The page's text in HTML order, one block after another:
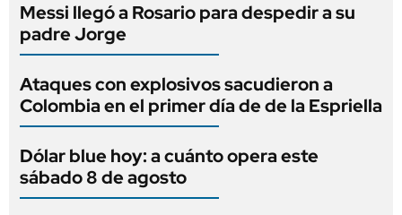
Messi llegó a Rosario para despedir a su
padre Jorge
Ataques con explosivos sacudieron a
Colombia en el primer día de de la Espriella
Dólar blue hoy: a cuánto opera este
sábado 8 de agosto